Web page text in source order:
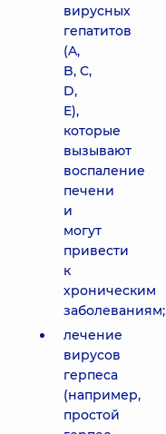
вирусных
гепатитов
(A,
B, C,
D,
E),
которые
вызывают
воспаление
печени
и
могут
привести
к
хроническим
заболеваниям;
лечение
вирусов
герпеса
(например,
простой